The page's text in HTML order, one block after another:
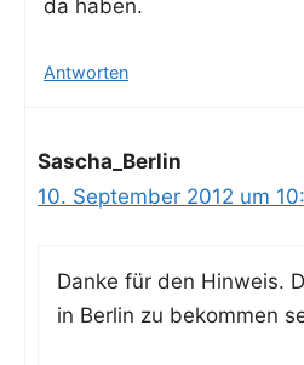
da haben.
Antworten
Sascha_Berlin
10. September 2012 um
Dan­ke für den Hin­weis.
in Ber­lin zu bekom­men